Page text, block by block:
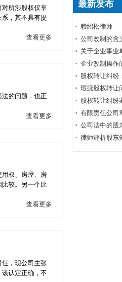
所涉股权仅享
，其不具有提
查看更多
的问题，也正
查看更多
权、房屋、房
较。另一个比
查看更多
，现公司主张
认定正确，不
最新发布
赖绍松律师
公司改制的含
关于企业事业
企业改制操作
股权转让纠纷
瑕疵股权转让
股权转让纠纷
有限责任公司
公司法中的股
律师评析股东